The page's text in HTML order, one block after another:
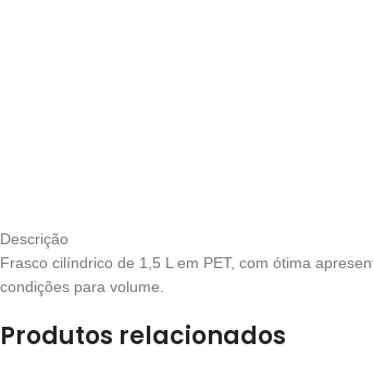
Descrição
Frasco cilíndrico de 1,5 L em PET, com ótima
condições para volume.
Produtos relacionados